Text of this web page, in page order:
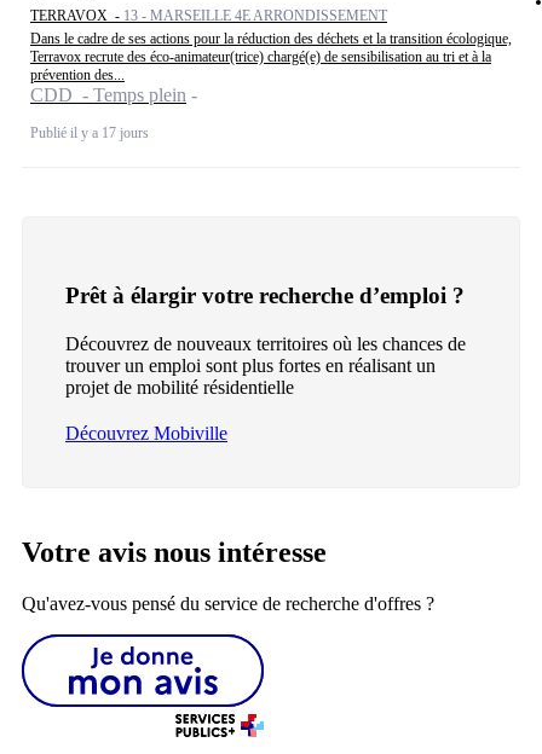
TERRAVOX - 13 - MARSEILLE 4E ARRONDISSEMENT
Dans le cadre de ses actions pour la réduction des déchets et la transition écologique,
Terravox recrute des éco-animateur(trice) chargé(e) de sensibilisation au tri et à la
prévention des...
CDD - Temps plein
Publié il y a 17 jours
Prêt à élargir votre recherche d’emploi ?
Découvrez de nouveaux territoires où les chances de
trouver un emploi sont plus fortes en réalisant un
projet de mobilité résidentielle
Découvrez Mobiville
Votre avis nous intéresse
Qu'avez-vous pensé du service de recherche d'offres ?